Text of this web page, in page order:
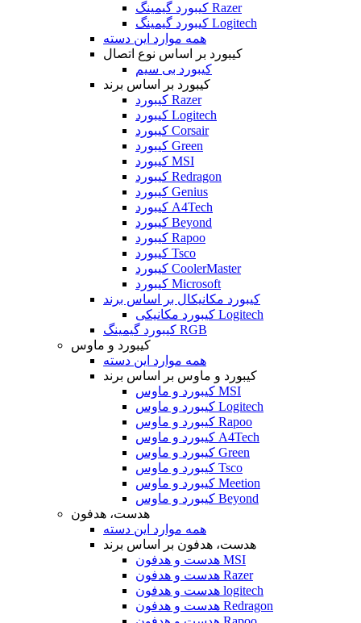
کیبورد گیمینگ Razer
کیبورد گیمینگ Logitech
همه موارد این دسته
کیبورد بر اساس نوع اتصال
کیبورد بی سیم
کیبورد بر اساس برند
کیبورد Razer
کیبورد Logitech
کیبورد Corsair
کیبورد Green
کیبورد MSI
کیبورد Redragon
کیبورد Genius
کیبورد A4Tech
کیبورد Beyond
کیبورد Rapoo
کیبورد Tsco
کیبورد CoolerMaster
کیبورد Microsoft
کیبورد مکانیکال بر اساس برند
کیبورد مکانیکی Logitech
کیبورد گیمینگ RGB
کیبورد و ماوس
همه موارد این دسته
کیبورد و ماوس بر اساس برند
کیبورد و ماوس MSI
کیبورد و ماوس Logitech
کیبورد و ماوس Rapoo
کیبورد و ماوس A4Tech
کیبورد و ماوس Green
کیبورد و ماوس Tsco
کیبورد و ماوس Meetion
کیبورد و ماوس Beyond
هدست، هدفون
همه موارد این دسته
هدست، هدفون بر اساس برند
هدست و هدفون MSI
هدست و هدفون Razer
هدست و هدفون logitech
هدست و هدفون Redragon